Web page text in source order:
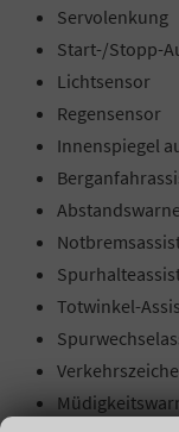
Servolenkung
Start-/Stopp-
Lichtsensor
Regensensor
Innenspiegel
Totwinkel-